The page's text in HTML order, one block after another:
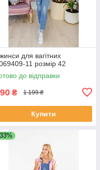
для вагітних
11 розмір 42
до відправки
₴ 1 199 ₴
Купити